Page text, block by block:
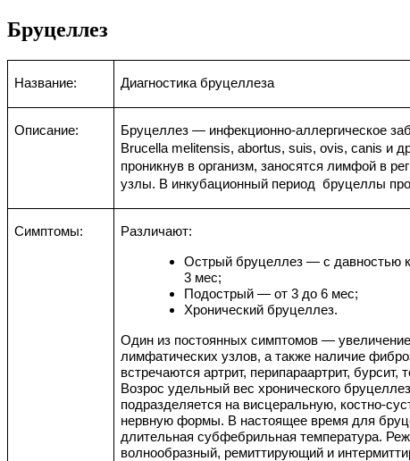
Бруцеллез
Название: Диагностика бруцеллеза
Описание:
Бруцеллез — инфекционно-аллергическое
Brucella melitensis, abortus, suis, ovis, canis и
проникнув в организм, заносятся лимфой в
узлы. В инкубационный период бруцеллы
Симптомы: Различают:
Острый бруцеллез — с давностью
3 мес;
Подострый — от 3 до 6 мес;
Хронический бруцеллез.
Один из постоянных симптомов —
лимфатических узлов, а также наличие
встречаются артрит, перипараартрит, бурсит,
Возрос удельный вес хронического
подразделяется на висцеральную, костно-
нервную формы. В настоящее время для
длительная субфебрильная температура.
волнообразный, ремиттирующий и